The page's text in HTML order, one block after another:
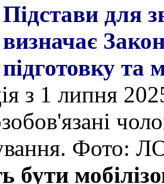
Підстави для
визначає
підготовку та
з 1 липня
Фото:
бути